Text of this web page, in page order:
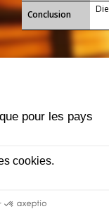
Conclusion